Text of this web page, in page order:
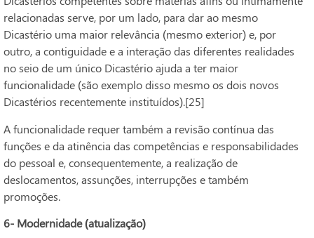
relacionadas serve, por um lado, para dar ao mesmo
Dicastério uma maior relevância (mesmo exterior) e, por
outro, a contiguidade e a interação das diferentes realidades
no seio de um único Dicastério ajuda a ter maior
funcionalidade (são exemplo disso mesmo os dois novos
Dicastérios recentemente instituídos).[25]
A funcionalidade requer também a revisão contínua das
funções e da atinência das competências e responsabilidades
do pessoal e, consequentemente, a realização de
deslocamentos, assunções, interrupções e também
promoções.
6- Modernidade ‎(atualização)